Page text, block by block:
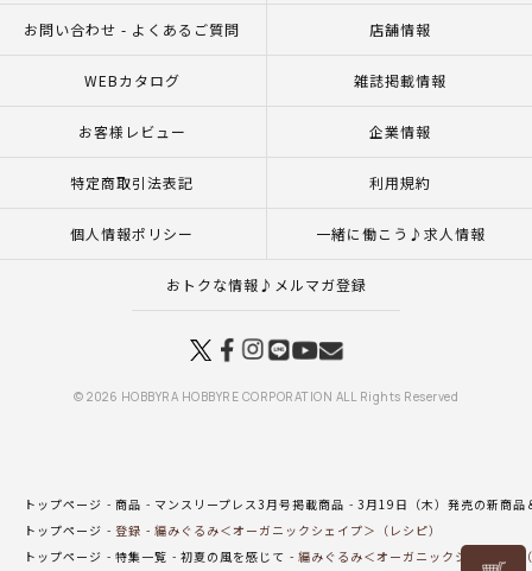
お問い合わせ - よくあるご質問 店舗情報
WEBカタログ 雑誌掲載情報
お客様レビュー 企業情報
特定商取引法表記 利用規約
個人情報ポリシー 一緒に働こう♪求人情報
おトクな情報♪メルマガ登録
© 2026 HOBBYRA HOBBYRE CORPORATION ALL Rights Reserved
トップページ 商品 マンスリープレス3月号掲載商品
3月19日（木）発売の新商品
トップページ
登録
編みぐるみ＜オーガニックシェイプ＞（レシピ）
トップページ
特集一覧 初夏の風を感じて 編みぐるみ＜オーガニックシェイプ＞